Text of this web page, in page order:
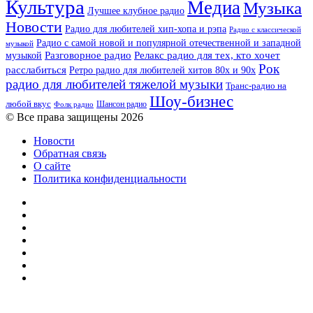
Культура Лучшее клубное радио МедиаМузыка
Новости Радио для любителей хип-хопа и рэпа Радио с классической
музыкой Радио с самой новой и популярной отечественной и западной
музыкой Разговорное радио Релакс радио для тех, кто хочет
расслабиться Ретро радио для любителей хитов 80х и 90х Рок
радио для любителей тяжелой музыки Транс-радио на
любой вкус Фолк радио Шансон радио Шоу-бизнес
© Все права защищены 2026
Новости
Обратная связь
О сайте
Политика конфиденциальности